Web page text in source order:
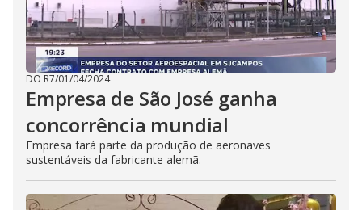
DO R7/01/04/2024
Empresa de São José ganha
concorrência mundial
Empresa fará parte da produção de aeronaves
sustentáveis da fabricante alemã.